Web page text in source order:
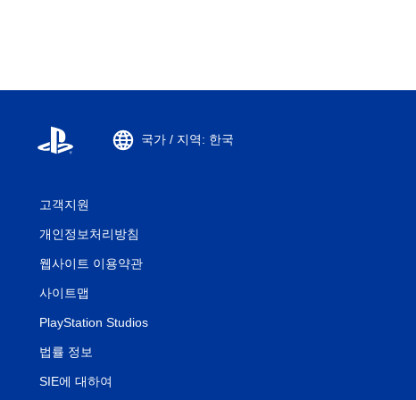
국가 / 지역: 한국
고객지원
개인정보처리방침
웹사이트 이용약관
사이트맵
PlayStation Studios
법률 정보
SIE에 대하여